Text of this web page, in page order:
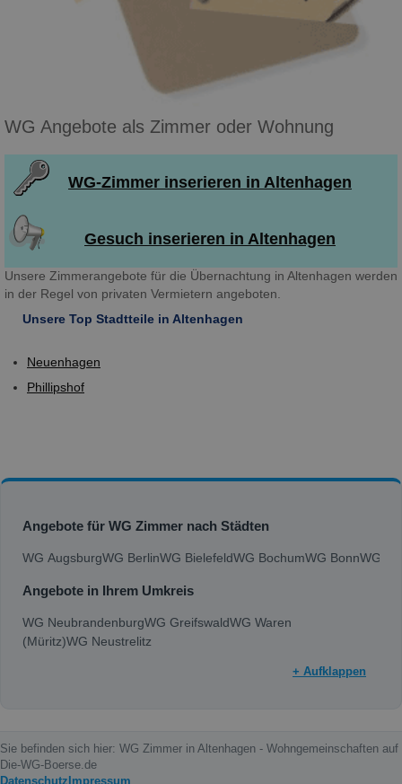
WG Angebote als Zimmer oder Wohnung
WG-Zimmer inserieren in Altenhagen
Gesuch inserieren in Altenhagen
Unsere Zimmerangebote für die Übernachtung in Altenhagen werden
in der Regel von privaten Vermietern angeboten.
Unsere Top Stadtteile in Altenhagen
Neuenhagen
Phillipshof
Angebote für WG Zimmer nach Städten
WG AugsburgWG BerlinWG BielefeldWG BochumWG BonnWG
Angebote in Ihrem Umkreis
WG NeubrandenburgWG GreifswaldWG Waren
(Müritz)WG Neustrelitz
+ Aufklappen
Sie befinden sich hier: WG Zimmer in Altenhagen - Wohngemeinschaften auf
Die-WG-Boerse.de